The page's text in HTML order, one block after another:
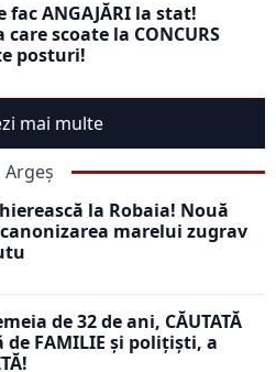
fac ANGAJĂRI la stat!
scoate la CONCURS
posturi!
mai multe
Argeș
la Robaia! Nouă
marelui zugrav
de 32 de ani, CĂUTATĂ
de FAMILIE și polițiști, a